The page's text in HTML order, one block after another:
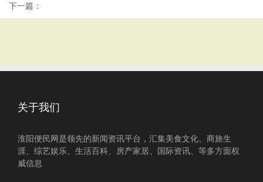
下一篇：
关于我们
淮阳便民网是领先的新闻资讯平台，汇集美食文化、商旅生
涯、综艺娱乐、生活百科、房产家居、国际资讯、等多方面权
威信息